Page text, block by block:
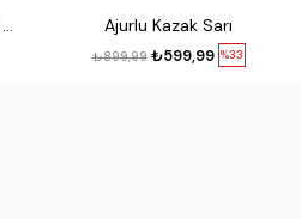
Fitilli Balıkçı Yaka Likralı Kazak Kırmızı Ajurlu Kazak Sarı
%33
₺599,99
₺899,99